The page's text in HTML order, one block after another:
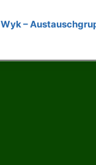
Wyk –